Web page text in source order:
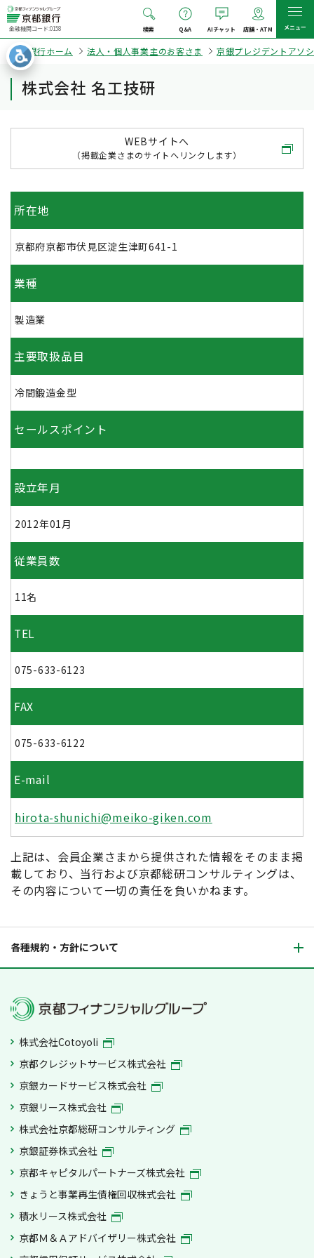
金融機関コード:0158 検索 Q&A AIチャット 店舗・ATM メニュー
京都銀行ホーム 法人・個人事業主のお客さま 京銀プレジデントアソ
株式会社 名工技研
WEBサイトへ
（掲載企業さまのサイトへリンクします）
所在地
京都府京都市伏見区淀生津町641-1
業種
製造業
主要取扱品目
冷間鍛造金型
セールスポイント
設立年月
2012年01月
従業員数
11名
TEL
075-633-6123
FAX
075-633-6122
E-mail
hirota-shunichi@meiko-giken.com
上記は、会員企業さまから提供された情報をそのまま掲
載しており、当行および京都総研コンサルティングは、
その内容について一切の責任を負いかねます。
各種規約・方針について
株式会社Cotoyoli
京都クレジットサービス株式会社
京銀カードサービス株式会社
京銀リース株式会社
株式会社京都総研コンサルティング
京銀証券株式会社
京都キャピタルパートナーズ株式会社
きょうと事業再生債権回収株式会社
積水リース株式会社
京都Ｍ＆Ａアドバイザリー株式会社